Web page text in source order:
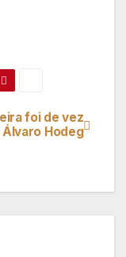
foi de vez
Álvaro Hodeg